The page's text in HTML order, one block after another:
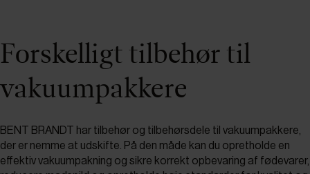
Forskelligt tilbehør til
vakuumpakkere
BENT BRANDT har tilbehør og tilbehørsdele til vakuumpakkere,
der er nemme at udskifte. På den måde kan du opretholde en
effektiv vakuumpakning og sikre korrekt opbevaring af fødevarer,